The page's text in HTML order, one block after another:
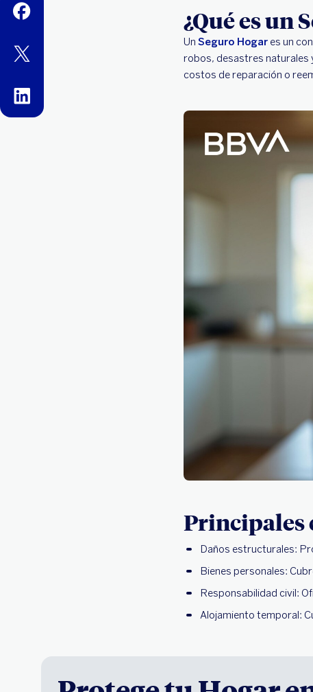
facebook
twitter
linkedin
¿Qué es un
Un Seguro Hogar es un
robos, desastres naturales
costos de reparación o
Principales
Daños estructurales:
Bienes personales:
Responsabilidad civil:
Alojamiento temporal: